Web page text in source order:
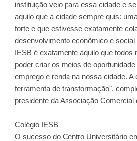
instituição veio para essa cidade e
aquilo que a cidade sempre quis:
forte e que estivesse exatamente
desenvolvimento econômico e social
IESB é exatamente aquilo que todos
poder criar os meios de
emprego e renda na nossa cidade. A
ferramenta de transformação",
presidente da Associação Comercial
Colégio IESB
O sucesso do Centro Universitário